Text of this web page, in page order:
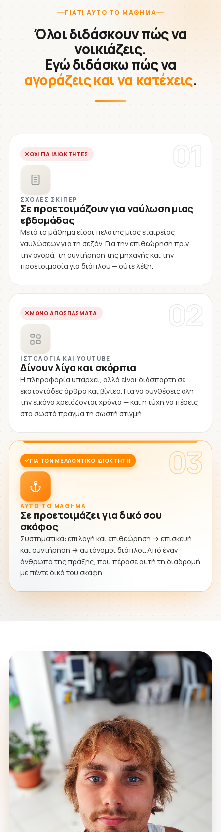
ΓΙΑΤΊ ΑΥΤΌ ΤΟ ΜΆΘΗΜΑ
Όλοι διδάσκουν πώς να
νοικιάζεις.
Εγώ διδάσκω πώς να
αγοράζεις και να κατέχεις.
01
ΌΧΙ ΓΙΑ ΙΔΙΟΚΤΉΤΕΣ
ΣΧΟΛΈΣ ΣΚΊΠΕΡ
Σε προετοιμάζουν για ναύλωση μιας
εβδομάδας
Μετά το μάθημα είσαι πελάτης μιας εταιρείας
ναυλώσεων για τη σεζόν. Για την επιθεώρηση πριν
την αγορά, τη συντήρηση της μηχανής και την
προετοιμασία για διάπλου — ούτε λέξη.
02
ΜΌΝΟ ΑΠΟΣΠΆΣΜΑΤΑ
ΙΣΤΟΛΌΓΙΑ ΚΑΙ YOUTUBE
Δίνουν λίγα και σκόρπια
Η πληροφορία υπάρχει, αλλά είναι διάσπαρτη σε
εκατοντάδες άρθρα και βίντεο. Για να συνθέσεις όλη
την εικόνα χρειάζονται χρόνια — και η τύχη να πέσεις
στο σωστό πράγμα τη σωστή στιγμή.
03
ΓΙΑ ΤΟΝ ΜΕΛΛΟΝΤΙΚΌ ΙΔΙΟΚΤΉΤΗ
ΑΥΤΌ ΤΟ ΜΆΘΗΜΑ
Σε προετοιμάζει για δικό σου
σκάφος
Συστηματικά: επιλογή και επιθεώρηση → επισκευή
και συντήρηση → αυτόνομοι διάπλοι. Από έναν
άνθρωπο της πράξης, που πέρασε αυτή τη διαδρομή
με πέντε δικά του σκάφη.